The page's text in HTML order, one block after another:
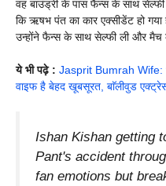
वह बाउंड्री के पास फैन्स के साथ
कि ऋषभ पंत का कार एक्सीडेंट हो
उन्होंने फैन्स के साथ सेल्फी ली और मैच
ये भी पढ़े : Jasprit Bumrah Wife:
वाइफ है बेहद खूबसूरत, बाॅलीवुड
Ishan Kishan getting
Pant's accident
fan emotions but